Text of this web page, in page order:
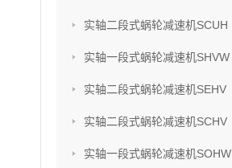
实轴二段式蜗轮减速机SCUH
实轴一段式蜗轮减速机SHVW
实轴二段式蜗轮减速机SEHV
实轴二段式蜗轮减速机SCHV
实轴一段式蜗轮减速机SOHW